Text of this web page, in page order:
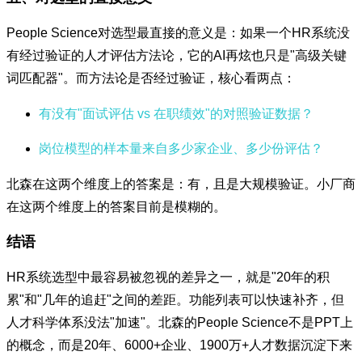
People Science对选型最直接的意义是：如果一个HR系统没
有经过验证的人才评估方法论，它的AI再炫也只是"高级关键
词匹配器"。而方法论是否经过验证，核心看两点：
有没有"面试评估 vs 在职绩效"的对照验证数据？
岗位模型的样本量来自多少家企业、多少份评估？
北森在这两个维度上的答案是：有，且是大规模验证。小厂商
在这两个维度上的答案目前是模糊的。
结语
HR系统选型中最容易被忽视的差异之一，就是"20年的积
累"和"几年的追赶"之间的差距。功能列表可以快速补齐，但
人才科学体系没法"加速"。北森的People Science不是PPT上
的概念，而是20年、6000+企业、1900万+人才数据沉淀下来